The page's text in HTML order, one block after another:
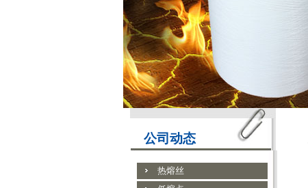
公司动态
热熔丝